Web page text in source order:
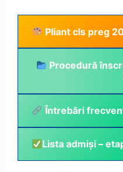
Pliant cls preg
Procedură
Întrebări
Lista admiși –